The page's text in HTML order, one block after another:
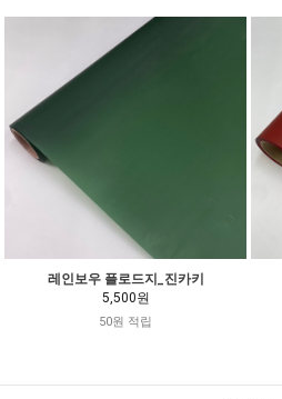
레인보우 플로드지_진카키
5,500원
50원 적립